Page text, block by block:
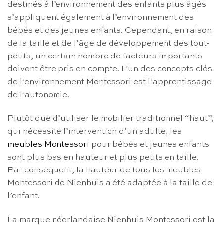
destinés à l’environnement des enfants plus âgés
s’appliquent également à l’environnement des
bébés et des jeunes enfants. Cependant, en raison
de la taille et de l’âge de développement des tout-
petits, un certain nombre de facteurs importants
doivent être pris en compte. L’un des concepts clés
de l’environnement Montessori est l’apprentissage
de l’autonomie.
Plutôt que d’utiliser le mobilier traditionnel “haut”,
qui nécessite l’intervention d’un adulte, les
meubles Montessori pour bébés et jeunes enfants
sont plus bas en hauteur et plus petits en taille.
Par conséquent, la hauteur de tous les meubles
Montessori de Nienhuis a été adaptée à la taille de
l’enfant.
La marque néerlandaise Nienhuis Montessori est la